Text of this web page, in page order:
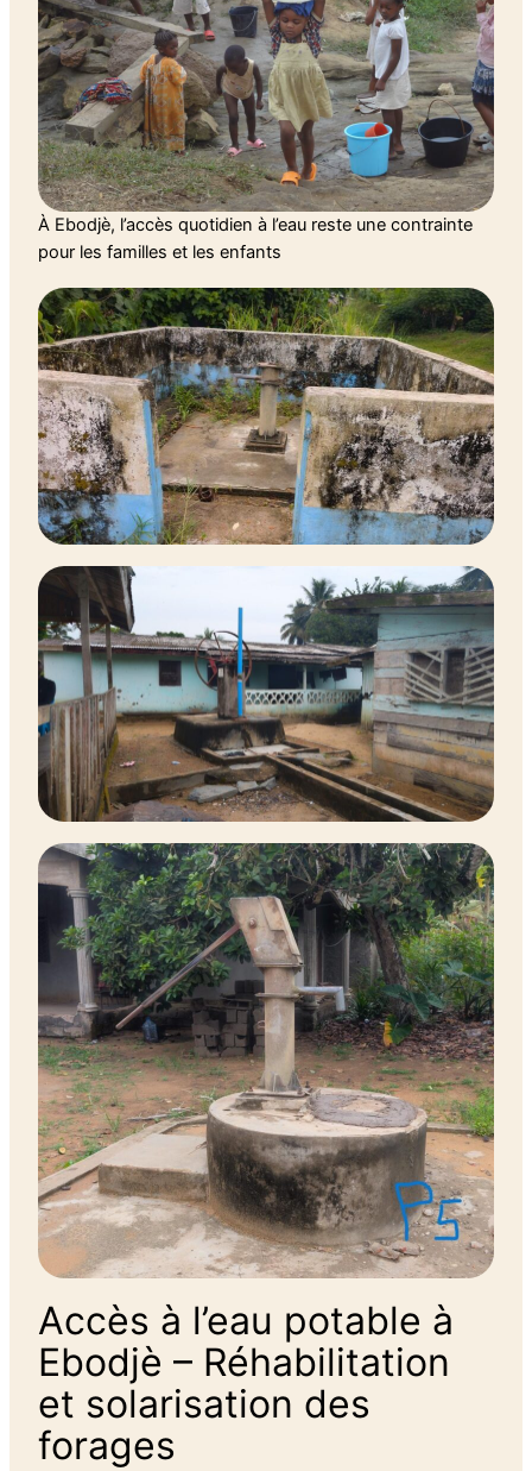
À Ebodjè, l’accès quotidien à l’eau reste une contrainte
pour les familles et les enfants
Accès à l’eau potable à
Ebodjè – Réhabilitation
et solarisation des
forages